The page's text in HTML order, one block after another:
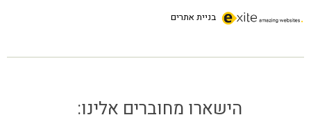
בניית אתרים
הישארו מחוברים אלינו: